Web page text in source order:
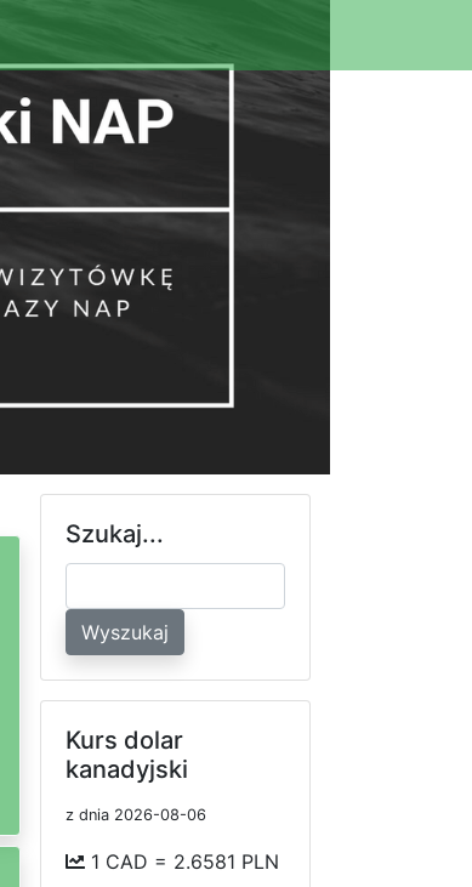
Szukaj...
Wyszukaj
Kurs dolar
kanadyjski
z dnia 2026-08-06
1 CAD = 2.6581 PLN